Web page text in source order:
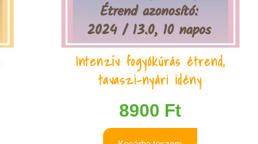
Intenzív fogyókúrás étrend,
tavaszi-nyári idény
8900 Ft